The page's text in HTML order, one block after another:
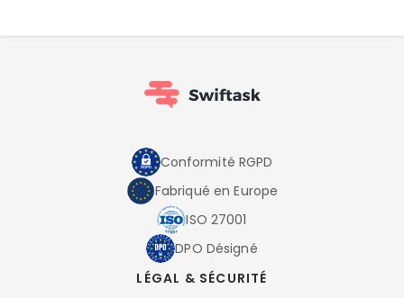
Conformité RGPD
Fabriqué en Europe
ISO 27001
DPO Désigné
LÉGAL & SÉCURITÉ